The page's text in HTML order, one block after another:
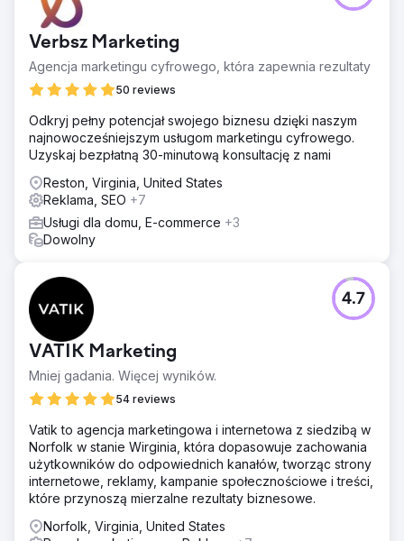
Verbsz Marketing
Agencja marketingu cyfrowego, która zapewnia rezultaty
50 reviews
Odkryj pełny potencjał swojego biznesu dzięki naszym
najnowocześniejszym usługom marketingu cyfrowego.
Uzyskaj bezpłatną 30-minutową konsultację z nami
Reston, Virginia, United States
Reklama, SEO +7
Usługi dla domu, E-commerce +3
Dowolny
VATIK Marketing
Mniej gadania. Więcej wyników.
54 reviews
4.7
Vatik to agencja marketingowa i internetowa z siedzibą w
Norfolk w stanie Wirginia, która dopasowuje zachowania
użytkowników do odpowiednich kanałów, tworząc strony
internetowe, reklamy, kampanie społecznościowe i treści,
które przynoszą mierzalne rezultaty biznesowe.
Norfolk, Virginia, United States